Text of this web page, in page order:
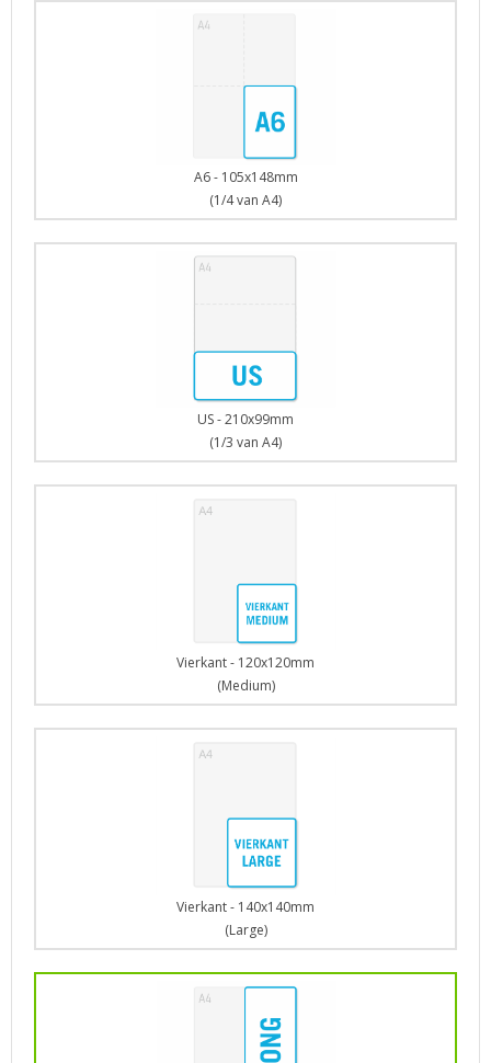
A6 - 105x148mm
(1/4 van A4)
US - 210x99mm
(1/3 van A4)
Vierkant - 120x120mm
(Medium)
Vierkant - 140x140mm
(Large)